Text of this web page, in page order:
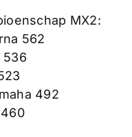
MX2:
562
536
492